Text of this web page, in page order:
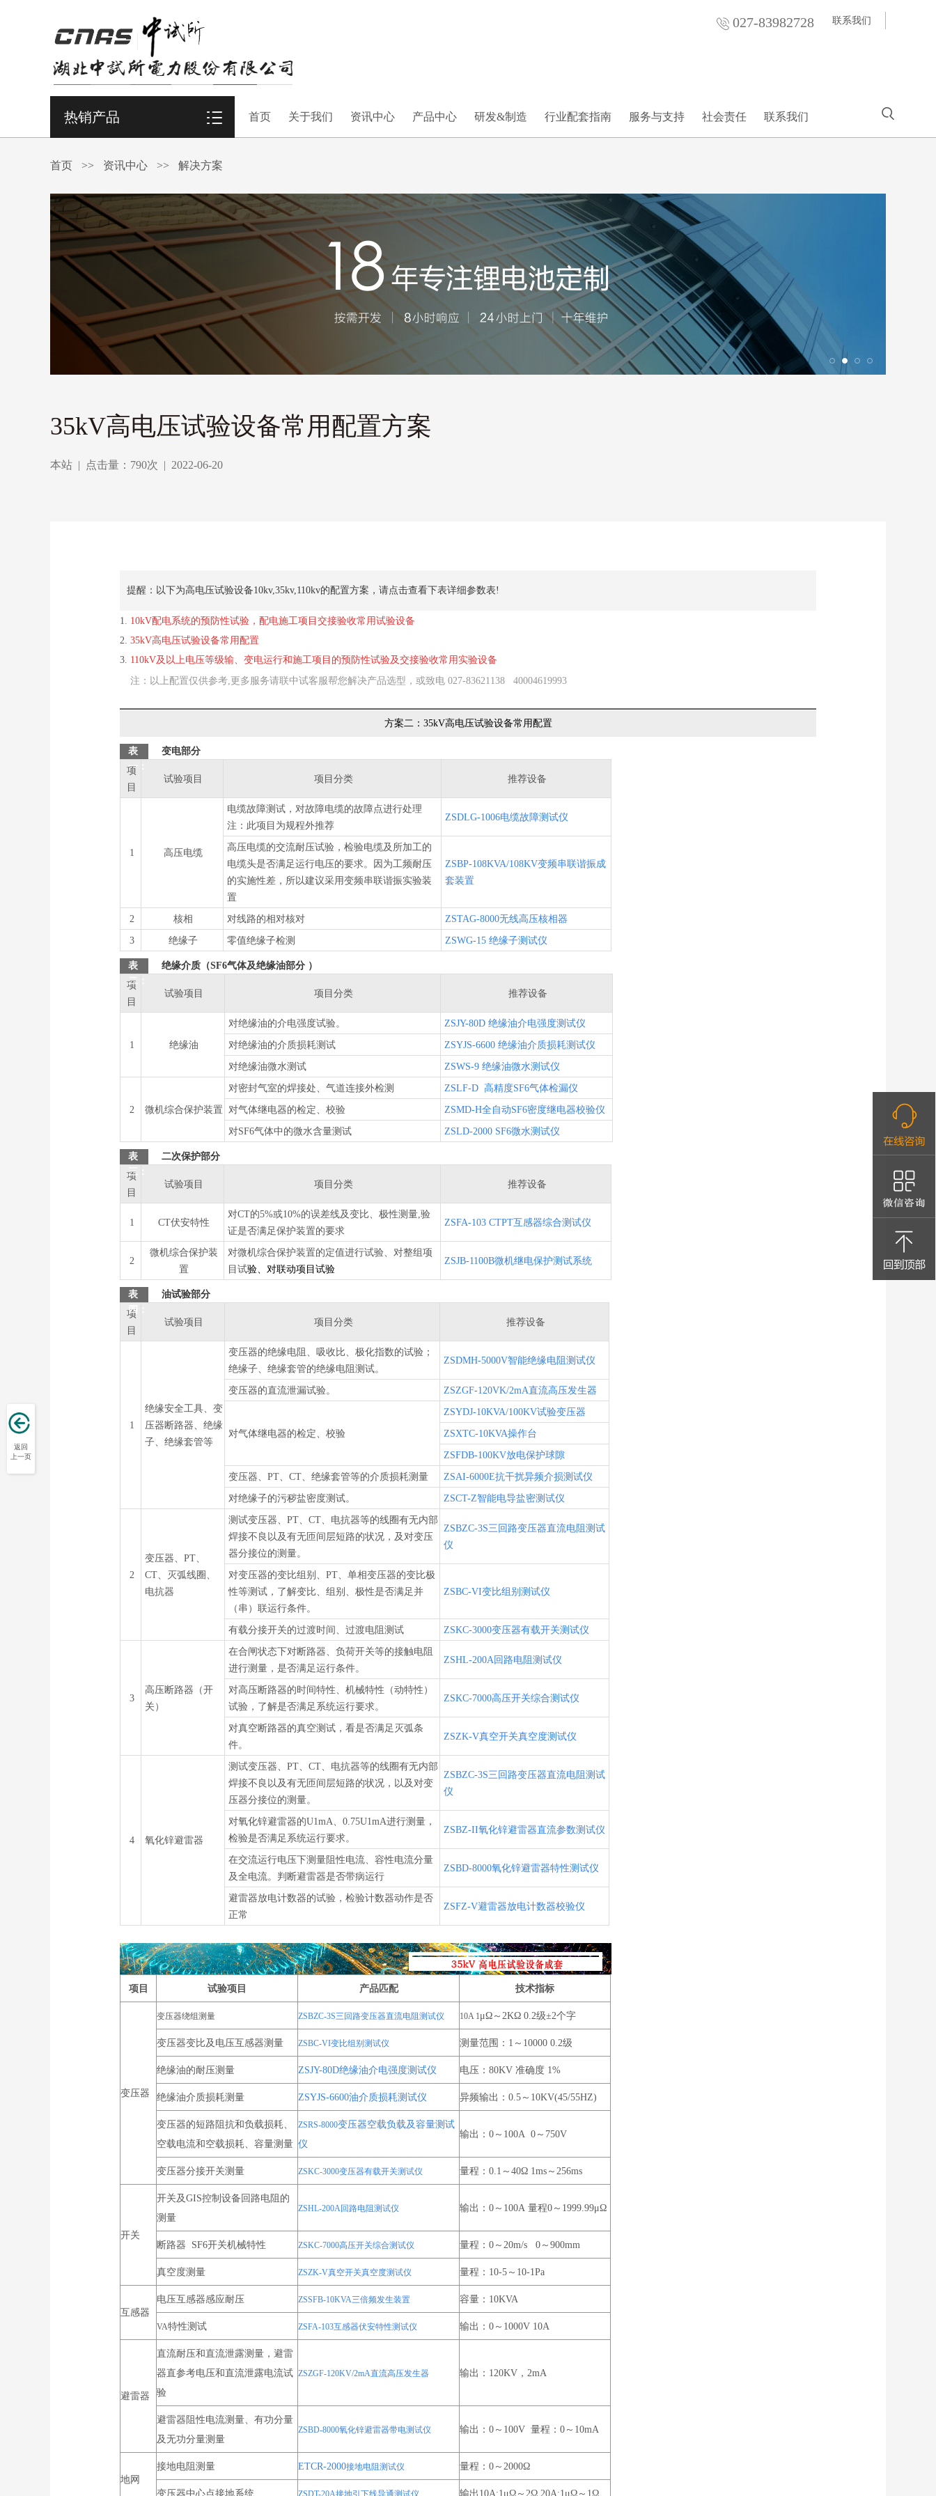
027-83982728 联系我们
热销产品 首页 关于我们 资讯中心 产品中心 研发&制造 行业配套指南 服务与支持 社会责任 联系我们
首页 >> 资讯中心 >> 解决方案
35kV高电压试验设备常用配置方案
本站 | 点击量：790次 | 2022-06-20
提醒：以下为高电压试验设备10kv,35kv,110kv的配置方案，请点击查看下表详细参数表!
1. 10kV配电系统的预防性试验，配电施工项目交接验收常用试验设备
2. 35kV高电压试验设备常用配置
3. 110kV及以上电压等级输、变电运行和施工项目的预防性试验及交接验收常用实验设备
注：以上配置仅供参考,更多服务请联中试客服帮您解决产品选型，或致电 027-83621138 40004619993
方案二：35kV高电压试验设备常用配置
表
一：
变电部分
项
目
试验项目 项目分类 推荐设备
1 高压电缆
电缆故障测试，对故障电缆的故障点进行处理
注：此项目为规程外推荐
ZSDLG-1006电缆故障测试仪
高压电缆的交流耐压试验，检验电缆及所加工的
电缆头是否满足运行电压的要求。因为工频耐压
的实施性差，所以建议采用变频串联谐振实验装
置
ZSBP-108KVA/108KV变频串联谐振成
套装置
2 核相 对线路的相对核对 ZSTAG-8000无线高压核相器
3 绝缘子 零值绝缘子检测 ZSWG-15 绝缘子测试仪
表
二：
绝缘介质（SF6气体及绝缘油部分 ）
项
目
试验项目 项目分类 推荐设备
1 绝缘油
对绝缘油的介电强度试验。 ZSJY-80D 绝缘油介电强度测试仪
对绝缘油的介质损耗测试 ZSYJS-6600 绝缘油介质损耗测试仪
对绝缘油微水测试 ZSWS-9 绝缘油微水测试仪
2 微机综合保护装置
对密封气室的焊接处、气道连接外检测 ZSLF-D 高精度SF6气体检漏仪
对气体继电器的检定、校验 ZSMD-H全自动SF6密度继电器校验仪
对SF6气体中的微水含量测试 ZSLD-2000 SF6微水测试仪
表
三：
二次保护部分
项
目
试验项目 项目分类 推荐设备
1 CT伏安特性
对CT的5%或10%的误差线及变比、极性测量,验
证是否满足保护装置的要求
ZSFA-103 CTPT互感器综合测试仪
2
微机综合保护装
置
对微机综合保护装置的定值进行试验、对整组项
目试验、对联动项目试验
ZSJB-1100B微机继电保护测试系统
表
四：
油试验部分
项
目
试验项目 项目分类 推荐设备
1
绝缘安全工具、变
压器断路器、绝缘
子、绝缘套管等
变压器的绝缘电阻、吸收比、极化指数的试验；
绝缘子、绝缘套管的绝缘电阻测试。
ZSDMH-5000V智能绝缘电阻测试仪
变压器的直流泄漏试验。 ZSZGF-120VK/2mA直流高压发生器
对气体继电器的检定、校验
ZSYDJ-10KVA/100KV试验变压器
ZSXTC-10KVA操作台
ZSFDB-100KV放电保护球隙
变压器、PT、CT、绝缘套管等的介质损耗测量 ZSAI-6000E抗干扰异频介损测试仪
对绝缘子的污秽盐密度测试。 ZSCT-Z智能电导盐密测试仪
2
变压器、PT、
CT、灭弧线圈、
电抗器
测试变压器、PT、CT、电抗器等的线圈有无内部
焊接不良以及有无匝间层短路的状况，及对变压
器分接位的测量。
ZSBZC-3S三回路变压器直流电阻测试
仪
对变压器的变比组别、PT、单相变压器的变比极
性等测试，了解变比、组别、极性是否满足并
（串）联运行条件。
ZSBC-VI变比组别测试仪
有载分接开关的过渡时间、过渡电阻测试 ZSKC-3000变压器有载开关测试仪
3
高压断路器（开
关）
在合闸状态下对断路器、负荷开关等的接触电阻
进行测量，是否满足运行条件。
ZSHL-200A回路电阻测试仪
对高压断路器的时间特性、机械特性（动特性）
试验，了解是否满足系统运行要求。
ZSKC-7000高压开关综合测试仪
对真空断路器的真空测试，看是否满足灭弧条
件。
ZSZK-V真空开关真空度测试仪
4 氧化锌避雷器
测试变压器、PT、CT、电抗器等的线圈有无内部
焊接不良以及有无匝间层短路的状况，以及对变
压器分接位的测量。
ZSBZC-3S三回路变压器直流电阻测试
仪
对氧化锌避雷器的U1mA、0.75U1mA进行测量，
检验是否满足系统运行要求。
ZSBZ-II氧化锌避雷器直流参数测试仪
在交流运行电压下测量阻性电流、容性电流分量
及全电流。判断避雷器是否带病运行
ZSBD-8000氧化锌避雷器特性测试仪
避雷器放电计数器的试验，检验计数器动作是否
正常
ZSFZ-V避雷器放电计数器校验仪
项目 试验项目 产品匹配 技术指标
变压器
变压器绕组测量 ZSBZC-3S三回路变压器直流电阻测试仪 10A 1μΩ～2KΩ 0.2级±2个字
变压器变比及电压互感器测量 ZSBC-VI变比组别测试仪 测量范围：1～10000 0.2级
绝缘油的耐压测量 ZSJY-80D绝缘油介电强度测试仪 电压：80KV 准确度 1%
绝缘油介质损耗测量 ZSYJS-6600油介质损耗测试仪 异频输出：0.5～10KV(45/55HZ)
变压器的短路阻抗和负载损耗、
空载电流和空载损耗、容量测量
ZSRS-8000变压器空载负载及容量测试
仪
输出：0～100A 0～750V
变压器分接开关测量 ZSKC-3000变压器有载开关测试仪 量程：0.1～40Ω 1ms～256ms
开关
开关及GIS控制设备回路电阻的
测量
ZSHL-200A回路电阻测试仪 输出：0～100A 量程0～1999.99μΩ
断路器 SF6开关机械特性 ZSKC-7000高压开关综合测试仪 量程：0～20m/s 0～900mm
真空度测量 ZSZK-V真空开关真空度测试仪 量程：10-5～10-1Pa
互感器
电压互感器感应耐压 ZSSFB-10KVA三倍频发生装置 容量：10KVA
VA特性测试 ZSFA-103互感器伏安特性测试仪 输出：0～1000V 10A
避雷器
直流耐压和直流泄露测量，避雷
器直参考电压和直流泄露电流试
验
ZSZGF-120KV/2mA直流高压发生器 输出：120KV，2mA
避雷器阻性电流测量、有功分量
及无功分量测量
ZSBD-8000氧化锌避雷器带电测试仪 输出：0～100V 量程：0～10mA
地网
接地电阻测量 ETCR-2000接地电阻测试仪 量程：0～2000Ω
变压器中心点接地系统 ZSDT-20A接地引下线导通测试仪 输出10A:1μΩ～2Ω 20A:1μΩ～1Ω
返回
上一页